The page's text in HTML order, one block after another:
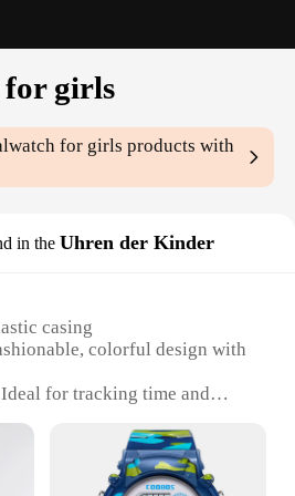
girls
for girls products with
in the Uhren der Kinder
casing
colorful design with
for tracking time and
Accurate digital display
Comes with a comfortable